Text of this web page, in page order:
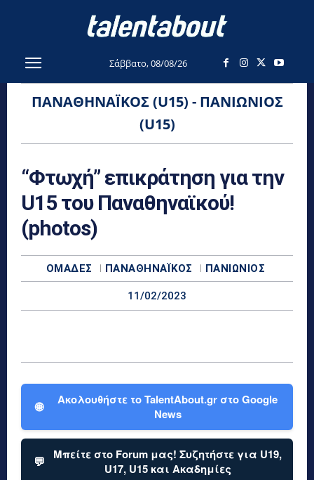
Σάββατο, 08/08/26
ΠΑΝΑΘΗΝΑΪΚΌΣ (U15) - ΠΑΝΙΏΝΙΟΣ
(U15)
“Φτωχή” επικράτηση για την
U15 του Παναθηναϊκού!
(photos)
ΟΜΆΔΕΣ ΠΑΝΑΘΗΝΑΪΚΌΣ ΠΑΝΙΏΝΙΟΣ
11/02/2023
🌐
Ακολουθήστε το TalentAbout.gr στο Google
News
💬
Μπείτε στο Forum μας! Συζητήστε για U19,
U17, U15 και Ακαδημίες